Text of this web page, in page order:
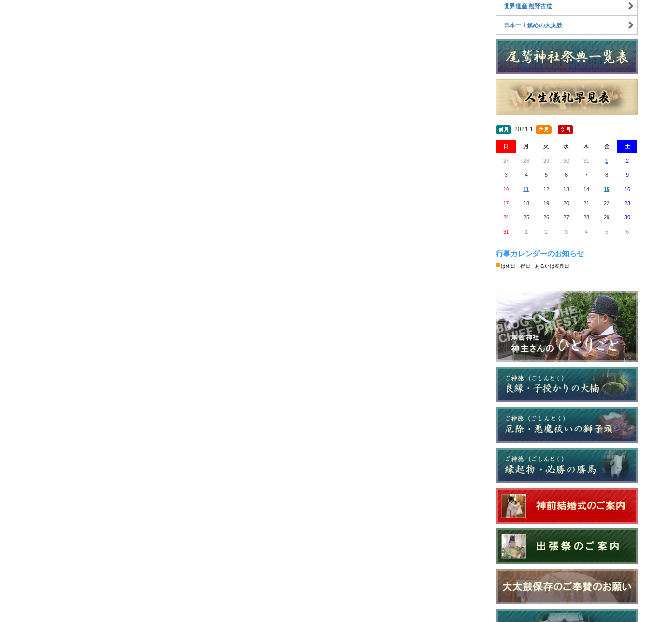
世界遺産 熊野古道
日本一！鎮めの大太鼓
2021.1
日 月 火 水 木 金 土
27 28 29 30 31 1 2
3 4 5 6 7 8 9
10 11 12 13 14 15 16
17 18 19 20 21 22 23
24 25 26 27 28 29 30
31 1 2 3 4 5 6
行事カレンダーのお知らせ
■は休日・祝日、あるいは祭典日